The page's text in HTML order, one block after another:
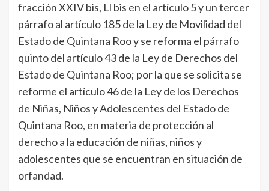
fracción XXIV bis, Ll bis en el artículo 5 y un tercer
párrafo al artículo 185 de la Ley de Movilidad del
Estado de Quintana Roo y se reforma el párrafo
quinto del artículo 43 de la Ley de Derechos del
Estado de Quintana Roo; por la que se solicita se
reforme el artículo 46 de la Ley de los Derechos
de Niñas, Niños y Adolescentes del Estado de
Quintana Roo, en materia de protección al
derecho a la educación de niñas, niños y
adolescentes que se encuentran en situación de
orfandad.